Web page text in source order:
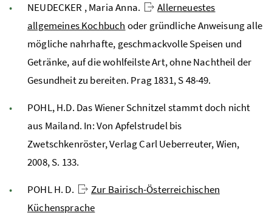
NEUDECKER , Maria Anna.
Allerneuestes
allgemeines Kochbuch oder gründliche Anweisung alle
mögliche nahrhafte, geschmackvolle Speisen und
Getränke, auf die wohlfeilste Art, ohne Nachtheil der
Gesundheit zu bereiten. Prag 1831, S 48-49.
POHL, H.D. Das Wiener Schnitzel stammt doch nicht
aus Mailand. In: Von Apfelstrudel bis
Zwetschkenröster, Verlag Carl Ueberreuter, Wien,
2008, S. 133.
POHL H. D.
Zur Bairisch-Österreichischen
Küchensprache